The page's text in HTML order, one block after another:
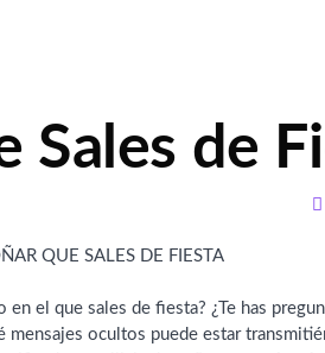
Sales de
en el que sales de fiesta? ¿Te has
mensajes ocultos puede estar